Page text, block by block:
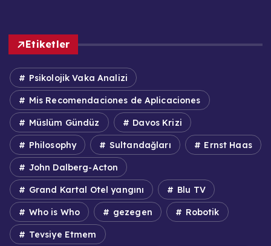
Etiketler
Psikolojik Vaka Analizi
Mis Recomendaciones de Aplicaciones
Müslüm Gündüz Davos Krizi
Philosophy Sultandağları Ernst Haas
John Dalberg-Acton
Grand Kartal Otel yangını Blu TV
Who is Who gezegen Robotik
Tevsiye Etmem